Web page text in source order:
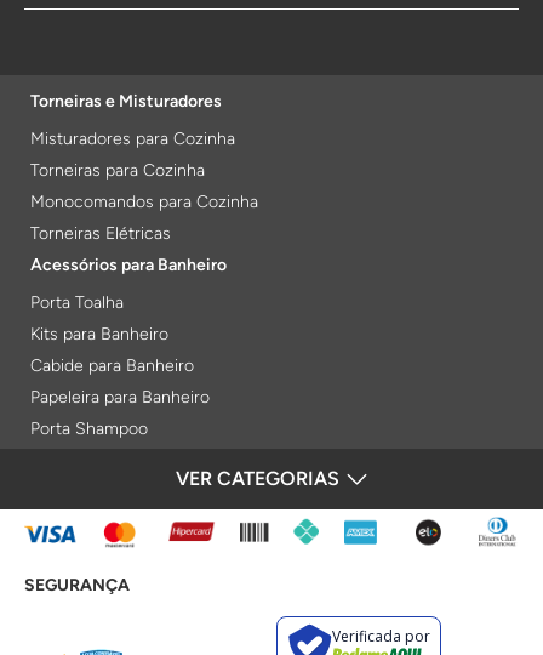
Torneiras e Misturadores
Misturadores para Cozinha
Torneiras para Cozinha
Monocomandos para Cozinha
Torneiras Elétricas
Acessórios para Banheiro
Porta Toalha
Kits para Banheiro
Cabide para Banheiro
Papeleira para Banheiro
Porta Shampoo
Porta Toalha Aquecido
Gabinetes para Banheiro
Lixeiras
VER CATEGORIAS
FORMAS DE PAGAMENTO
SEGURANÇA
Verificada por